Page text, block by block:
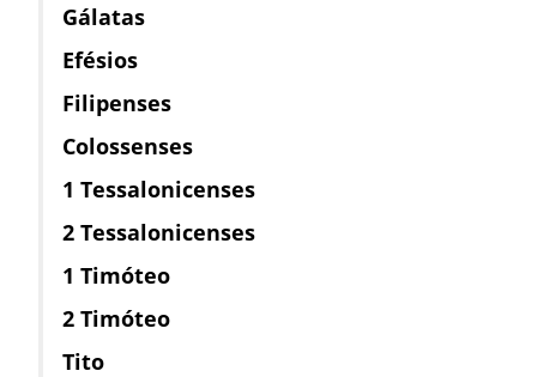
Gálatas
Efésios
Filipenses
Colossenses
1 Tessalonicenses
2 Tessalonicenses
1 Timóteo
2 Timóteo
Tito